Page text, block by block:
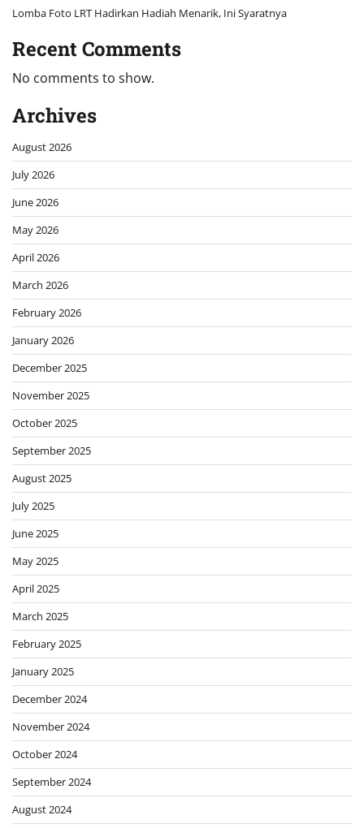
Lomba Foto LRT Hadirkan Hadiah Menarik, Ini Syaratnya
Recent Comments
No comments to show.
Archives
August 2026
July 2026
June 2026
May 2026
April 2026
March 2026
February 2026
January 2026
December 2025
November 2025
October 2025
September 2025
August 2025
July 2025
June 2025
May 2025
April 2025
March 2025
February 2025
January 2025
December 2024
November 2024
October 2024
September 2024
August 2024